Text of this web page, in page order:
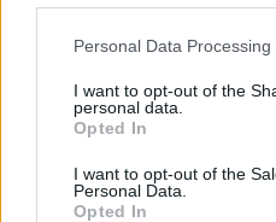
Please note that this website/
not limited to your visit or
grant or deny consent to
use your data for below
consent section.
Personal Data
I want to opt-out of the
personal data.
Opted In
I want to opt-out of the
Personal Data.
Opted In